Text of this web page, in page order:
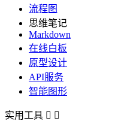
流程图
思维笔记
Markdown
在线白板
原型设计
API服务
智能图形
实用工具  